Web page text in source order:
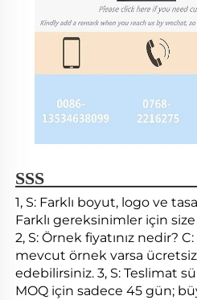
SSS
1, S: Farklı boyut, logo ve
Farklı gereksinimler için
2, S: Örnek fiyatınız nedir?
mevcut örnek varsa
edebilirsiniz. 3, S: Teslimat
MOQ için sadece 45 gün;